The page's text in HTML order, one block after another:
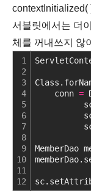
contextInitialized(
서블릿에서는 더
체를 꺼내쓰지 않
1
2
3
4
5
6
7
8
9
10
11
12
conn =
MemberDao